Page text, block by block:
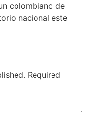
colombiano de
nacional este
Required